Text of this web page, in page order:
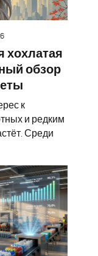
хохлатая
обзор
к
и редким
Среди